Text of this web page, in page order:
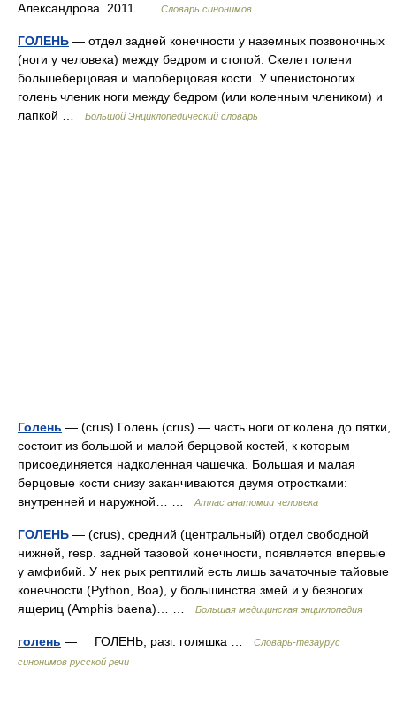
Александрова. 2011 …
Словарь синонимов
ГОЛЕНЬ — отдел задней конечности у наземных позвоночных
(ноги у человека) между бедром и стопой. Скелет голени
большеберцовая и малоберцовая кости. У членистоногих
голень членик ноги между бедром (или коленным члеником) и
лапкой …
Большой Энциклопедический словарь
Голень — (crus) Голень (crus) — часть ноги от колена до пятки,
состоит из большой и малой берцовой костей, к которым
присоединяется надколенная чашечка. Большая и малая
берцовые кости снизу заканчиваются двумя отростками:
внутренней и наружной… …
Атлас анатомии человека
ГОЛЕНЬ — (crus), средний (центральный) отдел свободной
нижней, resp. задней тазовой конечности, появляется впервые
у амфибий. У нек рых рептилий есть лишь зачаточные тайовые
конечности (Python, Boa), у большинства змей и у безногих
ящериц (Amphis baena)… …
Большая медицинская энциклопедия
голень — ГОЛЕНЬ, разг. голяшка …
Словарь-тезаурус
синонимов русской речи